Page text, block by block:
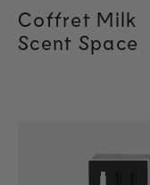
Coffret Milk
Scent Space